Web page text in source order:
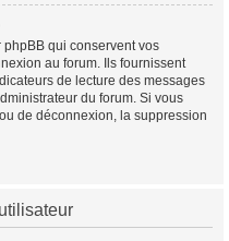
qui conservent vos
au forum. Ils fournissent
de lecture des messages
du forum. Si vous
de déconnexion, la suppression